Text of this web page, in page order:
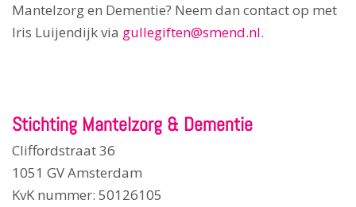
Mantelzorg en Dementie? Neem dan contact op met
Iris Luijendijk via gullegiften@smend.nl.
Stichting Mantelzorg & Dementie
Cliffordstraat 36
1051 GV Amsterdam
KvK nummer: 50126105